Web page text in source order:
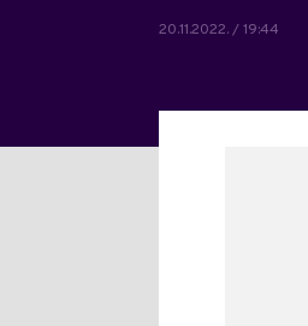
20.11.2022. / 19:44